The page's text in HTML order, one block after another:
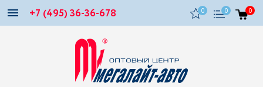
+7 (495) 36-36-678 0 0 0